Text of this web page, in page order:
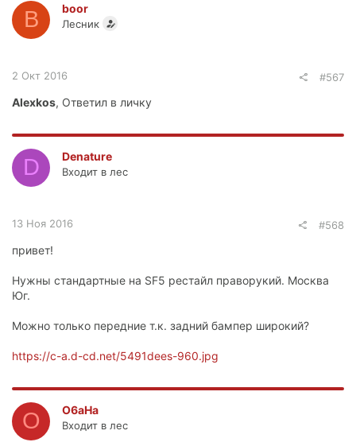
B boor
Лесник
2 Окт 2016 #567
Alexkos, Ответил в личку
D Denature
Входит в лес
13 Ноя 2016 #568
привет!
Нужны стандартные на SF5 рестайл праворукий. Москва
Юг.
Можно только передние т.к. задний бампер широкий?
https://c-a.d-cd.net/5491dees-960.jpg
O O6aHa
Входит в лес